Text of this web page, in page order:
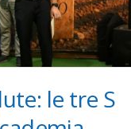
le tre S